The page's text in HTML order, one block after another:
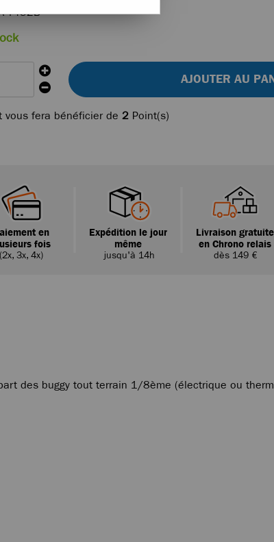
T452B
AJOUTER AU
vous fera bénéficier de 2 Point(s)
en
fois
(2x, 3x, 4x)
Expédition le jour
même
jusqu'à 14h
Livraison gratuite
en Chrono relais
dès 149 €
des buggy tout terrain 1/8ème (électrique ou